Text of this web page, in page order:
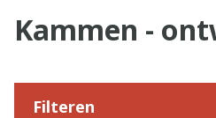
Kammen -
Filteren